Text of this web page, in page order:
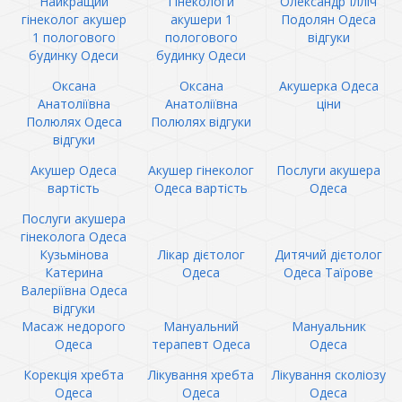
гінеколог акушер
1 пологового
будинку Одеси
акушери 1
пологового
будинку Одеси
Подолян Одеса
відгуки
Оксана
Анатоліївна
Полюлях Одеса
відгуки
Оксана
Анатоліївна
Полюлях відгуки
Акушерка Одеса
ціни
Акушер Одеса
вартість
Акушер гінеколог
Одеса вартість
Послуги акушера
Одеса
Послуги акушера
гінеколога Одеса
Кузьмінова
Катерина
Валеріївна Одеса
відгуки
Лікар дієтолог
Одеса
Дитячий дієтолог
Одеса Таїрове
Масаж недорого
Одеса
Мануальний
терапевт Одеса
Мануальник
Одеса
Корекція хребта
Одеса
Лікування хребта
Одеса
Лікування сколіозу
Одеса